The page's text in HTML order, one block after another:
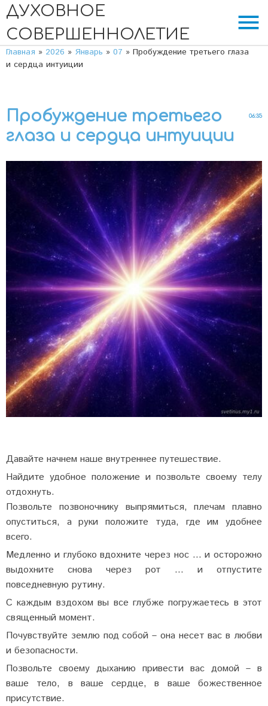
ДУХОВНОЕ
СОВЕРШЕННОЛЕТИЕ
menu
Главная » 2026 » Январь » 07 » Пробуждение третьего глаза
и сердца интуиции
06:35
Пробуждение третьего
глаза и сердца интуиции
Давайте начнем наше внутреннее путешествие.
Найдите удобное положение и позвольте своему телу
отдохнуть.
Позвольте позвоночнику выпрямиться, плечам плавно
опуститься, а руки положите туда, где им удобнее
всего.
Медленно и глубоко вдохните через нос ... и осторожно
выдохните снова через рот ... и отпустите
повседневную рутину.
С каждым вздохом вы все глубже погружаетесь в этот
священный момент.
Почувствуйте землю под собой – она несет вас в любви
и безопасности.
Позвольте своему дыханию привести вас домой – в
ваше тело, в ваше сердце, в ваше божественное
присутствие.